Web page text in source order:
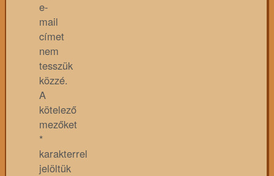
e-
mail
címet
nem
tesszük
közzé.
A
kötelező
mezőket
*
karakterrel
jelöltük